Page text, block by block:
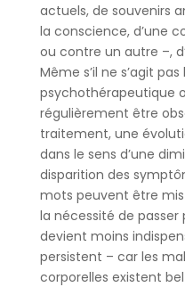
actuels, de souvenirs
la conscience, d’une
ou contre un autre –,
Même s’il ne s’agit
psychothérapeutique
régulièrement être
traitement, une
dans le sens d’une
disparition des
mots peuvent être
la nécessité de passer
devient moins
persistent – car les
corporelles existent